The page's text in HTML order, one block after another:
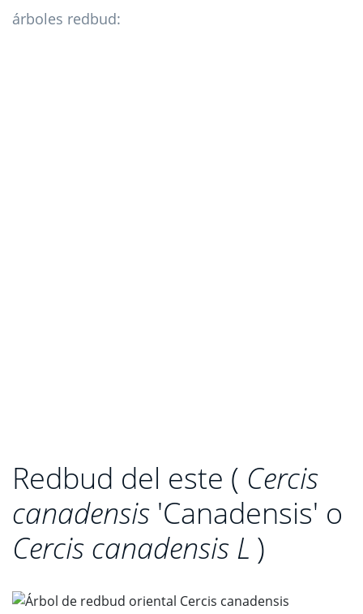
árboles redbud:
Redbud del este ( Cercis
canadensis 'Canadensis' o
Cercis canadensis L )